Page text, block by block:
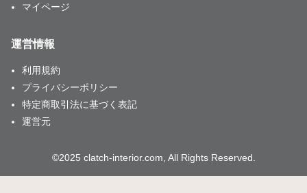
マイページ
運営情報
利用規約
プライバシーポリシー
特定商取引法に基づく表記
運営元
©2025 clatch-interior.com, All Rights Reserved.